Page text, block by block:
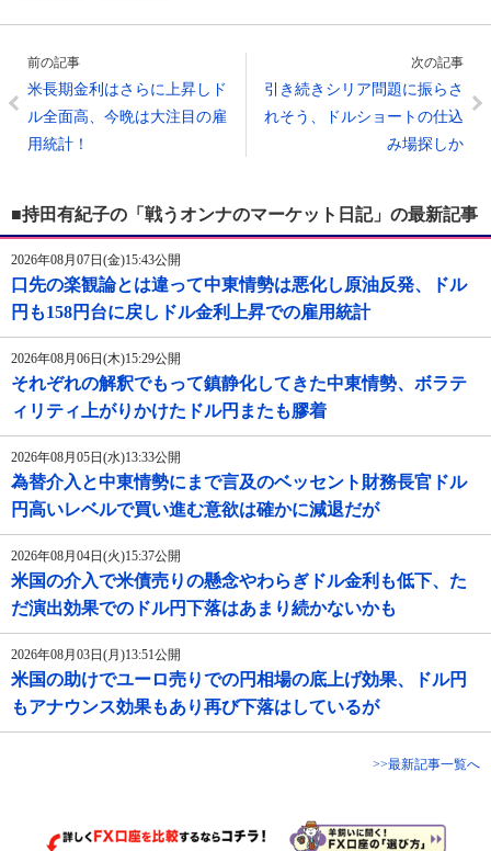
前の記事
米長期金利はさらに上昇しド
ル全面高、今晩は大注目の雇
用統計！
次の記事
引き続きシリア問題に振らさ
れそう、ドルショートの仕込
み場探しか
■持田有紀子の「戦うオンナのマーケット日記」の最新記事
2026年08月07日(金)15:43公開
口先の楽観論とは違って中東情勢は悪化し原油反発、ドル
円も158円台に戻しドル金利上昇での雇用統計
2026年08月06日(木)15:29公開
それぞれの解釈でもって鎮静化してきた中東情勢、ボラテ
ィリティ上がりかけたドル円またも膠着
2026年08月05日(水)13:33公開
為替介入と中東情勢にまで言及のベッセント財務長官ドル
円高いレベルで買い進む意欲は確かに減退だが
2026年08月04日(火)15:37公開
米国の介入で米債売りの懸念やわらぎドル金利も低下、た
だ演出効果でのドル円下落はあまり続かないかも
2026年08月03日(月)13:51公開
米国の助けでユーロ売りでの円相場の底上げ効果、ドル円
もアナウンス効果もあり再び下落はしているが
>>最新記事一覧へ